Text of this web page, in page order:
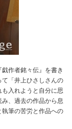
作者銘々伝』を書き
「井上ひさしさんの
入れようと自分に思
、過去の作品から息
筆の苦労と作品への